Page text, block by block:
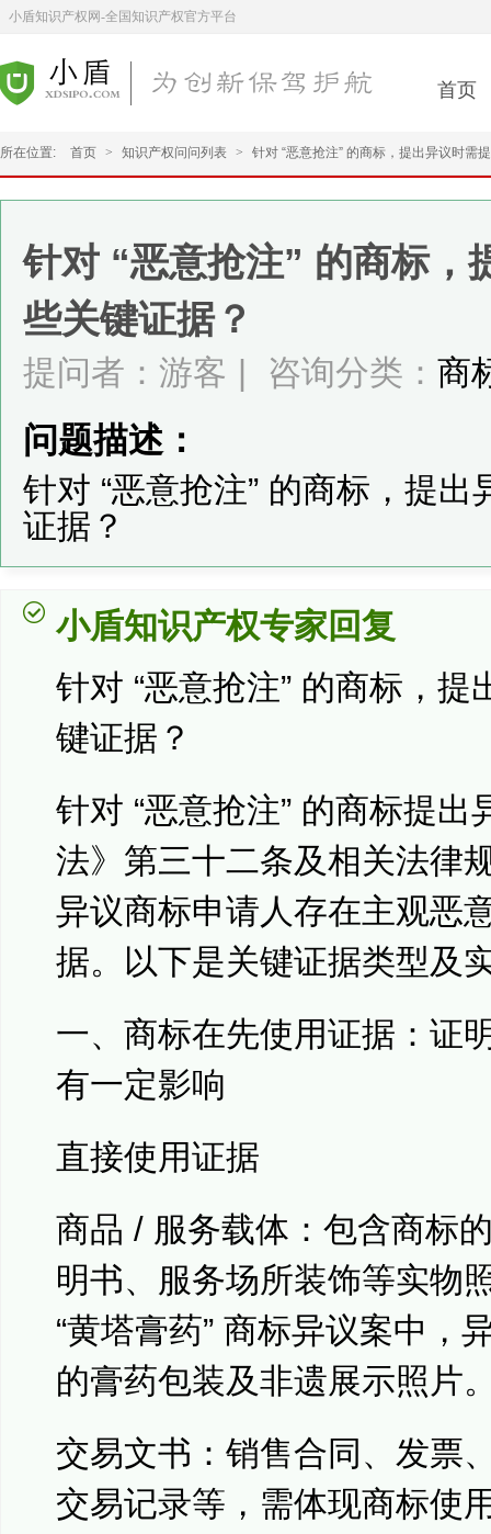
小盾知识产权网-全国知识产权官方平台
首页
所在位置: 首页 > 知识产权问问列表 > 针对 “恶意抢注” 的商标，提出异议时需
针对 “恶意抢注” 的商标，
些关键证据？
提问者：游客 咨询分类： 商
问题描述：
针对 “恶意抢注” 的商标，提
证据？
小盾知识产权专家回复
针对 “恶意抢注” 的商标，
键证据？
针对 “恶意抢注” 的商标提
法》第三十二条及相关法律
异议商标申请人存在主观恶
据。以下是关键证据类型及
一、商标在先使用证据：证
有一定影响
直接使用证据
商品 / 服务载体：包含商标
明书、服务场所装饰等实物
“黄塔膏药” 商标异议案中，
的膏药包装及非遗展示照片
交易文书：销售合同、发票
交易记录等，需体现商标使